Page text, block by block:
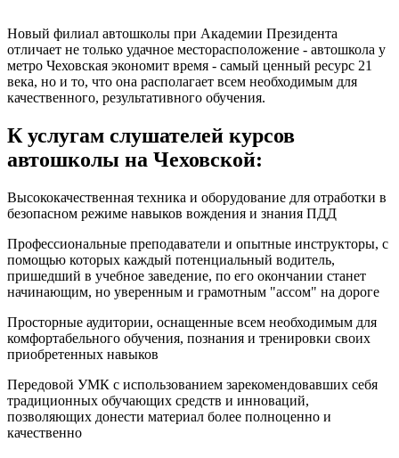
Новый филиал автошколы при Академии Президента
отличает не только удачное месторасположение - автошкола у
метро Чеховская экономит время - самый ценный ресурс 21
века, но и то, что она располагает всем необходимым для
качественного, результативного обучения.
К услугам слушателей курсов
автошколы на Чеховской:
Высококачественная техника и оборудование для отработки в
безопасном режиме навыков вождения и знания ПДД
Профессиональные преподаватели и опытные инструкторы, с
помощью которых каждый потенциальный водитель,
пришедший в учебное заведение, по его окончании станет
начинающим, но уверенным и грамотным "ассом" на дороге
Просторные аудитории, оснащенные всем необходимым для
комфортабельного обучения, познания и тренировки своих
приобретенных навыков
Передовой УМК с использованием зарекомендовавших себя
традиционных обучающих средств и инноваций,
позволяющих донести материал более полноценно и
качественно